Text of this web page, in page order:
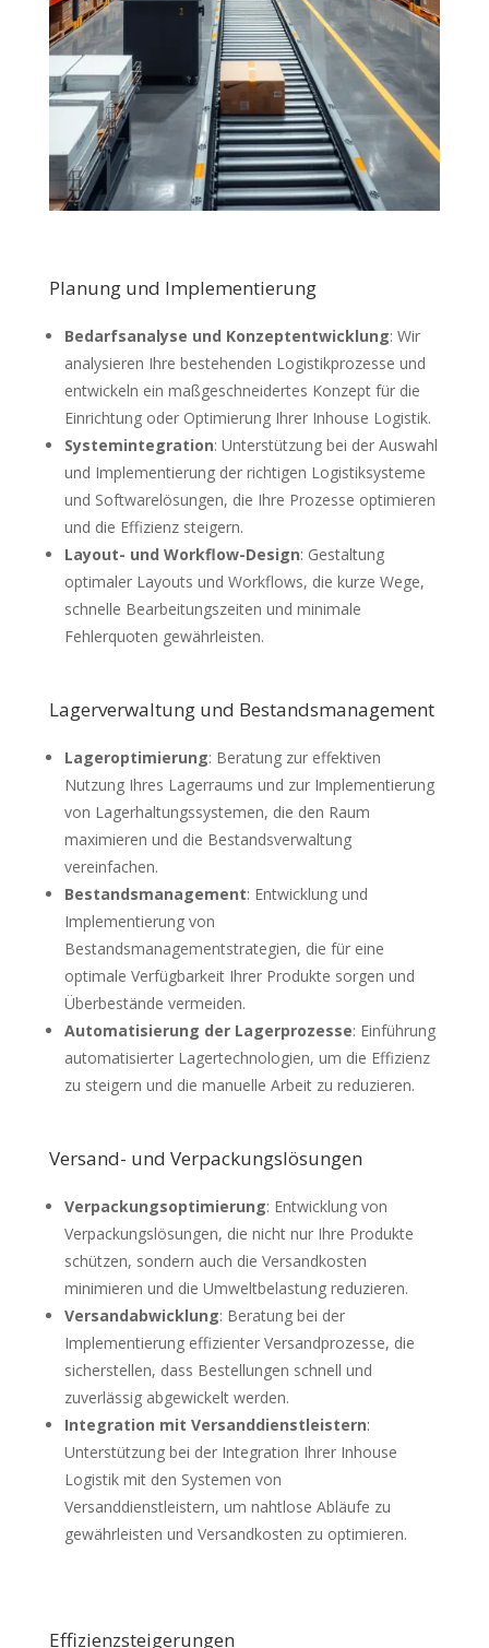
Planung und Implementierung
Bedarfsanalyse und Konzeptentwicklung: Wir
analysieren Ihre bestehenden Logistikprozesse und
entwickeln ein maßgeschneidertes Konzept für die
Einrichtung oder Optimierung Ihrer Inhouse Logistik.
Systemintegration: Unterstützung bei der Auswahl
und Implementierung der richtigen Logistiksysteme
und Softwarelösungen, die Ihre Prozesse optimieren
und die Effizienz steigern.
Layout- und Workflow-Design: Gestaltung
optimaler Layouts und Workflows, die kurze Wege,
schnelle Bearbeitungszeiten und minimale
Fehlerquoten gewährleisten.
Lagerverwaltung und Bestandsmanagement
Lageroptimierung: Beratung zur effektiven
Nutzung Ihres Lagerraums und zur Implementierung
von Lagerhaltungssystemen, die den Raum
maximieren und die Bestandsverwaltung
vereinfachen.
Bestandsmanagement: Entwicklung und
Implementierung von
Bestandsmanagementstrategien, die für eine
optimale Verfügbarkeit Ihrer Produkte sorgen und
Überbestände vermeiden.
Automatisierung der Lagerprozesse: Einführung
automatisierter Lagertechnologien, um die Effizienz
zu steigern und die manuelle Arbeit zu reduzieren.
Versand- und Verpackungslösungen
Verpackungsoptimierung: Entwicklung von
Verpackungslösungen, die nicht nur Ihre Produkte
schützen, sondern auch die Versandkosten
minimieren und die Umweltbelastung reduzieren.
Versandabwicklung: Beratung bei der
Implementierung effizienter Versandprozesse, die
sicherstellen, dass Bestellungen schnell und
zuverlässig abgewickelt werden.
Integration mit Versanddienstleistern:
Unterstützung bei der Integration Ihrer Inhouse
Logistik mit den Systemen von
Versanddienstleistern, um nahtlose Abläufe zu
gewährleisten und Versandkosten zu optimieren.
Effizienzsteigerungen